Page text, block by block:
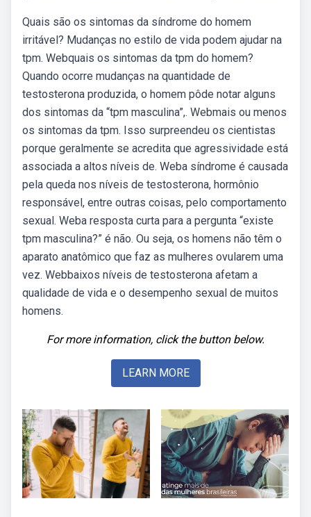
Quais são os sintomas da síndrome do homem
irritável? Mudanças no estilo de vida podem ajudar na
tpm. Webquais os sintomas da tpm do homem?
Quando ocorre mudanças na quantidade de
testosterona produzida, o homem pôde notar alguns
dos sintomas da “tpm masculina”,. Webmais ou menos
os sintomas da tpm. Isso surpreendeu os cientistas
porque geralmente se acredita que agressividade está
associada a altos níveis de. Weba síndrome é causada
pela queda nos níveis de testosterona, hormônio
responsável, entre outras coisas, pelo comportamento
sexual. Weba resposta curta para a pergunta “existe
tpm masculina?” é não. Ou seja, os homens não têm o
aparato anatômico que faz as mulheres ovularem uma
vez. Webbaixos níveis de testosterona afetam a
qualidade de vida e o desempenho sexual de muitos
homens.
For more information, click the button below.
LEARN MORE